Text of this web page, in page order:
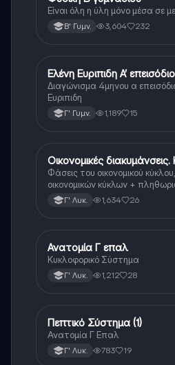
Είναι όλη η ύλη μόνο μέσα σε
Β' Γυμν. 3,604 232
Άλλα
Ελένη Ευριπιδη Α’ επεισόδιο
Διαγώνισμα 4μηνου α
Ευριπιδη
Γ' Γυμν. 1,189 15
Άλλα
Οικονομικές
Φάσεις του οικονομικού
οικονομικών κύκλων +
Γ' Λυκ. 1,634 26
Άλλα
Ανατομία Γ επαλ
Κυκλοφορικό Σύστημα
Γ' Λυκ. 1,212 28
Άλλα
Πεπτικό Σύστημα (1)
Ανατομία Γ Επαλ
Γ' Λυκ. 783 19